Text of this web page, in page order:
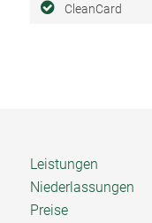
CleanCard
Leistungen
Niederlassungen
Preise